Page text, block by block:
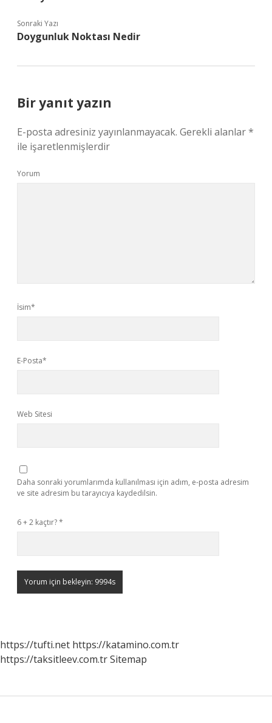
Sonraki Yazı
Doygunluk Noktası Nedir
Bir yanıt yazın
E-posta adresiniz yayınlanmayacak. Gerekli alanlar*
ile işaretlenmişlerdir
Yorum
İsim*
E-Posta*
Web Sitesi
Daha sonraki yorumlarımda kullanılması için adım, e-posta adresim
ve site adresim bu tarayıcıya kaydedilsin.
6 + 2 kaçtır?*
https://tufti.net https://katamino.com.tr
https://taksitleev.com.trSitemap